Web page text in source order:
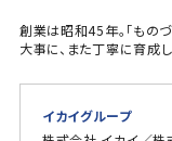
創業は昭和45年。「もの
大事に、また丁寧に育成し
イカイグループ